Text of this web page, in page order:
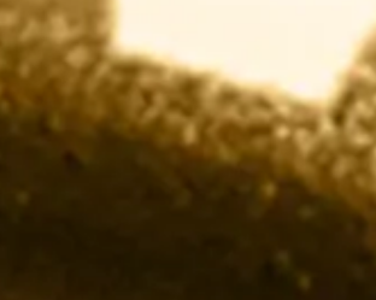
鹿沼営業所を開設
大阪営業所を開設